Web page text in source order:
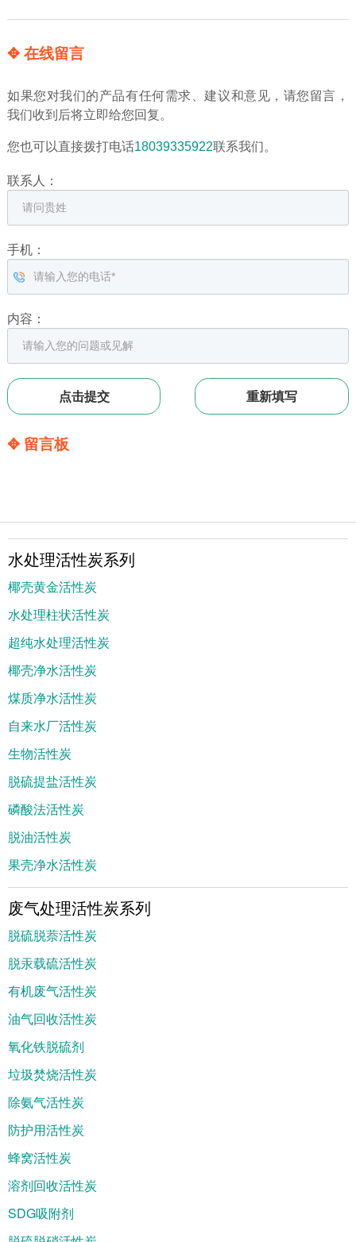
✥ 在线留言
如果您对我们的产品有任何需求、建议和意见，请您留言，
我们收到后将立即给您回复。
您也可以直接拨打电话18039335922联系我们。
联系人：
手机：
内容：
✥ 留言板
水处理活性炭系列
椰壳黄金活性炭
水处理柱状活性炭
超纯水处理活性炭
椰壳净水活性炭
煤质净水活性炭
自来水厂活性炭
生物活性炭
脱硫提盐活性炭
磷酸法活性炭
脱油活性炭
果壳净水活性炭
废气处理活性炭系列
脱硫脱萘活性炭
脱汞载硫活性炭
有机废气活性炭
油气回收活性炭
氧化铁脱硫剂
垃圾焚烧活性炭
除氨气活性炭
防护用活性炭
蜂窝活性炭
溶剂回收活性炭
SDG吸附剂